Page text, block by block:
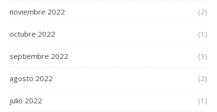
noviembre 2022 (2)
octubre 2022 (1)
septiembre 2022 (3)
agosto 2022 (2)
julio 2022 (1)